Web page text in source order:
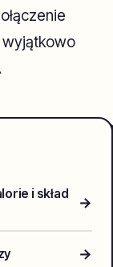
wyjątkowo
i skład
→
→